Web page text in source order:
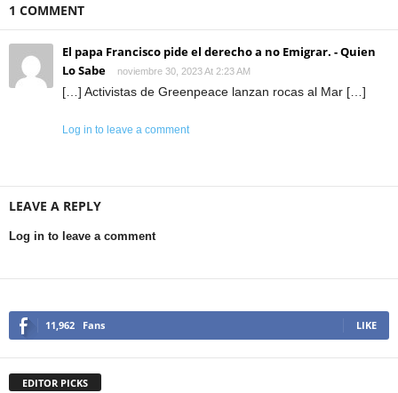
1 COMMENT
El papa Francisco pide el derecho a no Emigrar. - Quien
Lo Sabe
noviembre 30, 2023 At 2:23 AM
[…] Activistas de Greenpeace lanzan rocas al Mar […]
Log in to leave a comment
LEAVE A REPLY
Log in to leave a comment
11,962 Fans LIKE
EDITOR PICKS